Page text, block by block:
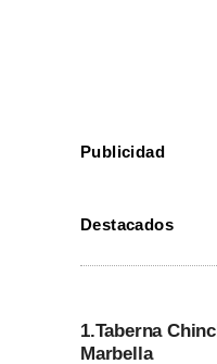
Publicidad
Destacados
1.Taberna
Marbella